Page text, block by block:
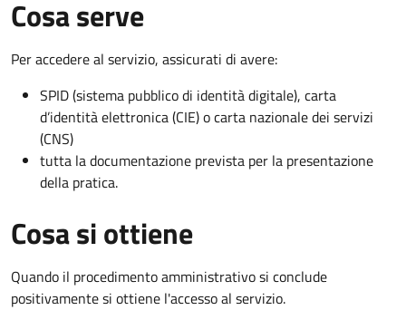
Cosa serve
Per accedere al servizio, assicurati di avere:
SPID (sistema pubblico di identità digitale), carta
d’identità elettronica (CIE) o carta nazionale dei servizi
(CNS)
tutta la documentazione prevista per la presentazione
della pratica.
Cosa si ottiene
Quando il procedimento amministrativo si conclude
positivamente si ottiene l'accesso al servizio.